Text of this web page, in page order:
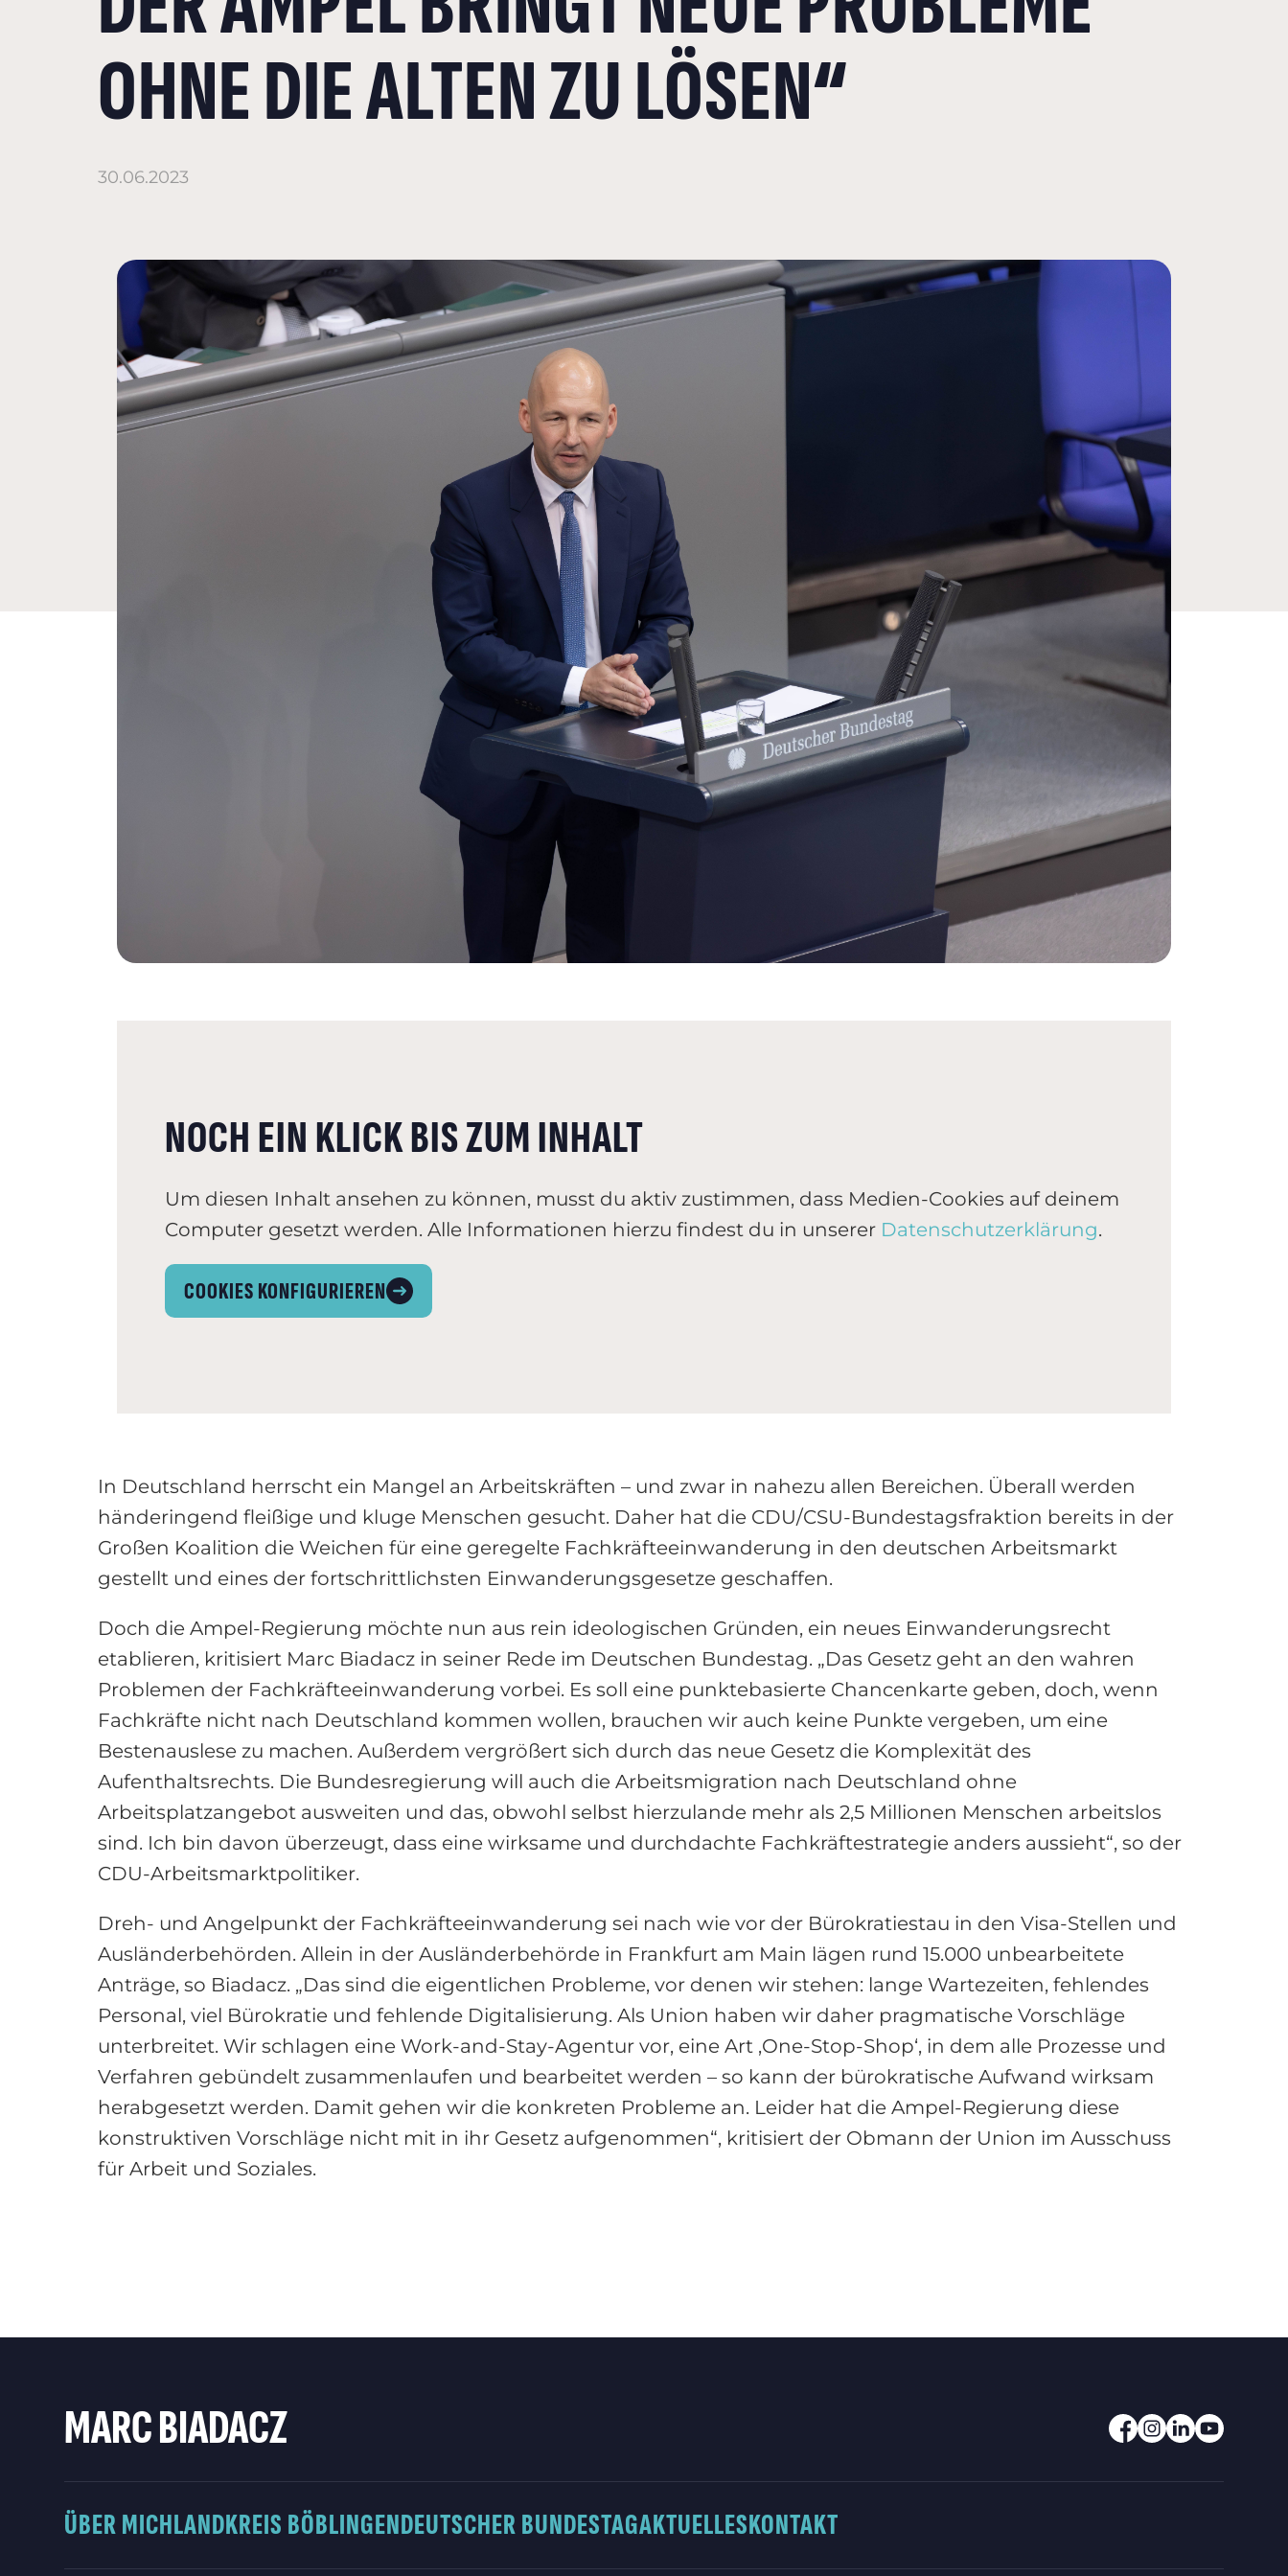
OHNE DIE ALTEN ZU LÖSEN“
30.06.2023
NOCH EIN KLICK BIS ZUM INHALT
Um diesen Inhalt ansehen zu können, musst du aktiv zustimmen, dass Medien-Cookies auf deinem
Computer gesetzt werden. Alle Informationen hierzu findest du in unserer Datenschutzerklärung.
COOKIES KONFIGURIEREN
In Deutschland herrscht ein Mangel an Arbeitskräften – und zwar in nahezu allen Bereichen. Überall werden
händeringend fleißige und kluge Menschen gesucht. Daher hat die CDU/CSU-Bundestagsfraktion bereits in der
Großen Koalition die Weichen für eine geregelte Fachkräfteeinwanderung in den deutschen Arbeitsmarkt
gestellt und eines der fortschrittlichsten Einwanderungsgesetze geschaffen.
Doch die Ampel-Regierung möchte nun aus rein ideologischen Gründen, ein neues Einwanderungsrecht
etablieren, kritisiert Marc Biadacz in seiner Rede im Deutschen Bundestag. „Das Gesetz geht an den wahren
Problemen der Fachkräfteeinwanderung vorbei. Es soll eine punktebasierte Chancenkarte geben, doch, wenn
Fachkräfte nicht nach Deutschland kommen wollen, brauchen wir auch keine Punkte vergeben, um eine
Bestenauslese zu machen. Außerdem vergrößert sich durch das neue Gesetz die Komplexität des
Aufenthaltsrechts. Die Bundesregierung will auch die Arbeitsmigration nach Deutschland ohne
Arbeitsplatzangebot ausweiten und das, obwohl selbst hierzulande mehr als 2,5 Millionen Menschen arbeitslos
sind. Ich bin davon überzeugt, dass eine wirksame und durchdachte Fachkräftestrategie anders aussieht“, so der
CDU-Arbeitsmarktpolitiker.
Dreh- und Angelpunkt der Fachkräfteeinwanderung sei nach wie vor der Bürokratiestau in den Visa-Stellen und
Ausländerbehörden. Allein in der Ausländerbehörde in Frankfurt am Main lägen rund 15.000 unbearbeitete
Anträge, so Biadacz. „Das sind die eigentlichen Probleme, vor denen wir stehen: lange Wartezeiten, fehlendes
Personal, viel Bürokratie und fehlende Digitalisierung. Als Union haben wir daher pragmatische Vorschläge
unterbreitet. Wir schlagen eine Work-and-Stay-Agentur vor, eine Art ‚One-Stop-Shop‘, in dem alle Prozesse und
Verfahren gebündelt zusammenlaufen und bearbeitet werden – so kann der bürokratische Aufwand wirksam
herabgesetzt werden. Damit gehen wir die konkreten Probleme an. Leider hat die Ampel-Regierung diese
konstruktiven Vorschläge nicht mit in ihr Gesetz aufgenommen“, kritisiert der Obmann der Union im Ausschuss
für Arbeit und Soziales.
MARC BIADACZ
ÜBER MICHLANDKREIS BÖBLINGENDEUTSCHER BUNDESTAGAKTUELLESKONTAKT